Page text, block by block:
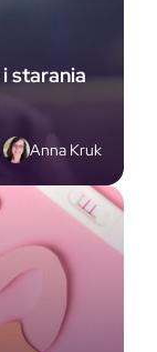
starania
Anna Kruk